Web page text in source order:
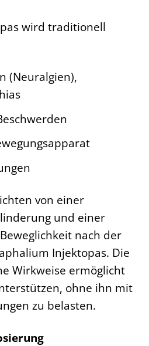
wird traditionell
(Neuralgien),
von einer
und einer
nach der
Injektopas. Die
Wirkweise ermöglicht
ohne ihn mit
zu belasten.